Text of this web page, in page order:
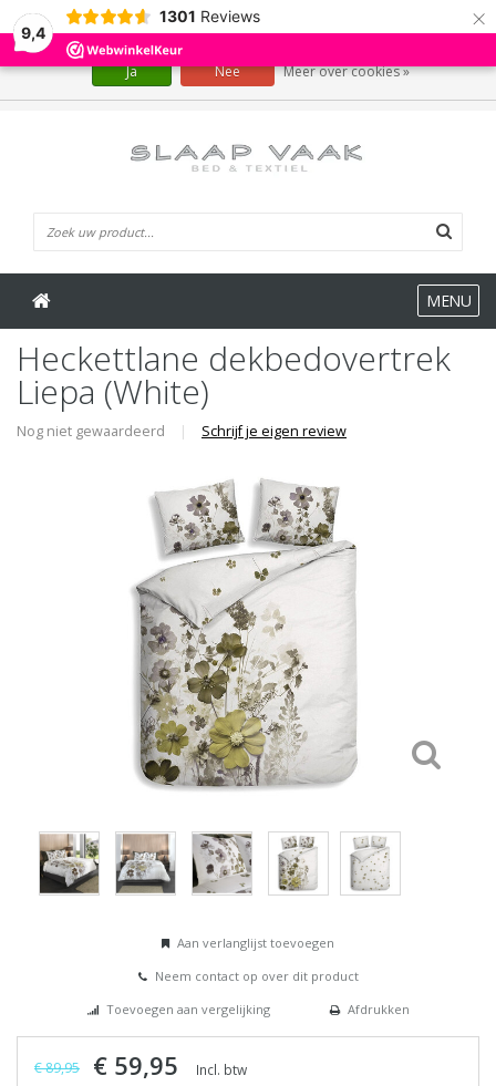
9,4
1301 Reviews ×
MENU
Heckettlane dekbedovertrek
Liepa (White)
Nog niet gewaardeerd | Schrijf je eigen review
Aan verlanglijst toevoegen
Neem contact op over dit product
Toevoegen aan vergelijking
Afdrukken
€ 89,95 € 59,95 Incl. btw
Wij slaan cookies op om onze website te verbeteren. Is dat akkoord?
Ja Nee Meer over cookies »